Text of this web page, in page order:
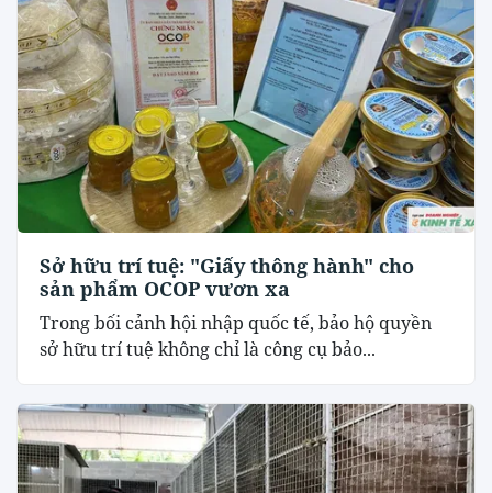
Sở hữu trí tuệ: "Giấy thông hành" cho
sản phẩm OCOP vươn xa
Trong bối cảnh hội nhập quốc tế, bảo hộ quyền
sở hữu trí tuệ không chỉ là công cụ bảo...